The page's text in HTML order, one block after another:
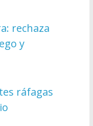
rechaza
y
ráfagas